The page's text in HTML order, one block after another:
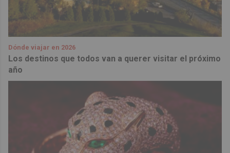
Dónde viajar en 2026
Los destinos que todos van a querer visitar el próximo
año